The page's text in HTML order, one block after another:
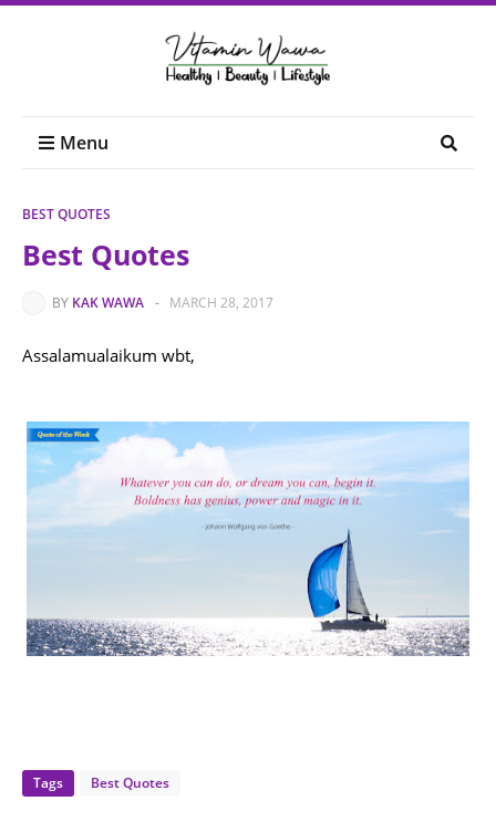
Menu
BEST QUOTES
Best Quotes
BY KAK WAWA - MARCH 28, 2017
Assalamualaikum wbt,
Tags Best Quotes